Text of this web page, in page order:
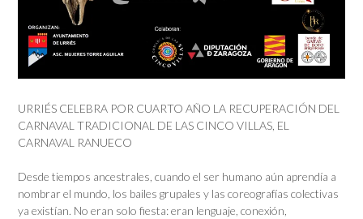
URRIÉS CELEBRA POR CUARTO AÑO LA RECUPERACIÓN DEL
CARNAVAL TRADICIONAL DE LAS CINCO VILLAS, EL
CARNAVAL RANUECO
Desde tiempos ancestrales, cuando el ser humano aún aprendía a
nombrar el mundo, los bailes grupales y las coreografías colectivas
ya existían. No eran solo fiesta: eran lenguaje, conexión,